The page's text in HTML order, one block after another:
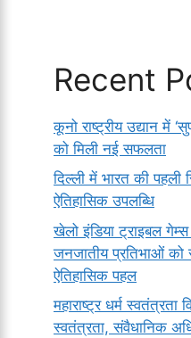
Recent
कूनो राष्ट्रीय उद्यान में
को मिली नई सफलता
दिल्ली में भारत की पहली
ऐतिहासिक उपलब्धि
खेलो इंडिया ट्राइबल
जनजातीय प्रतिभाओं को
ऐतिहासिक पहल
महाराष्ट्र धर्म
स्वतंत्रता, संवैधानिक